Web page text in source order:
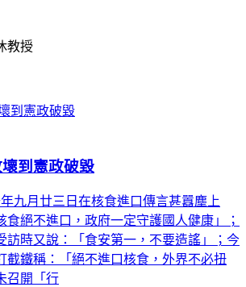
教授
到憲政破毀
九月廿三日在核食進口傳言甚囂塵上
食絕不進口，政府一定守護國人健康」；
訪時又說：「食安第一，不要造謠」；今
截鐵稱：「絕不進口核食，外界不必扭
召開「行